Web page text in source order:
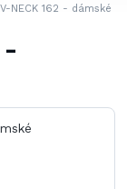
NECK 162 - dámské
-